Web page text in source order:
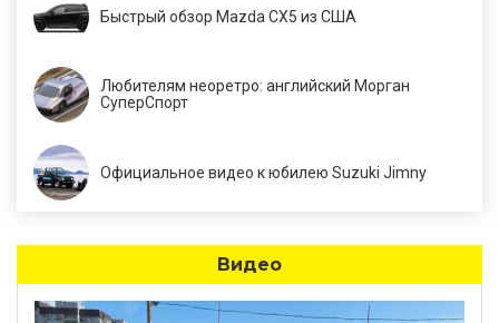
Быстрый обзор Mazda CX5 из США
Любителям неоретро: английский Морган
СуперСпорт
Официальное видео к юбилею Suzuki Jimny
Видео